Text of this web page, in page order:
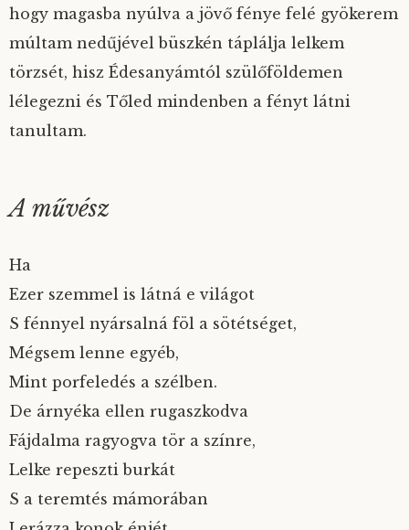
hogy magasba nyúlva a jövő fénye felé gyökerem
múltam nedűjével büszkén táplálja lelkem
törzsét, hisz Édesanyámtól szülőföldemen
lélegezni és Tőled mindenben a fényt látni
tanultam.
A művész
Ha
Ezer szemmel is látná e világot
S fénnyel nyársalná föl a sötétséget,
Mégsem lenne egyéb,
Mint porfeledés a szélben.
De árnyéka ellen rugaszkodva
Fájdalma ragyogva tör a színre,
Lelke repeszti burkát
S a teremtés mámorában